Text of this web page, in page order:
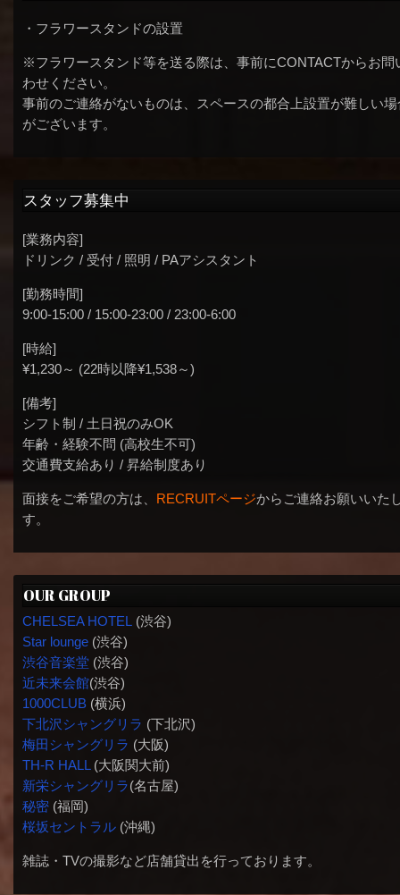
・フラワースタンドの設置
※フラワースタンド等を送る際は、事前にCONTACTからお問
わせください。
事前のご連絡がないものは、スペースの都合上設置が難しい場
がございます。
スタッフ募集中
[業務内容]
ドリンク / 受付 / 照明 / PAアシスタント
[勤務時間]
9:00-15:00 / 15:00-23:00 / 23:00-6:00
[時給]
¥1,230～ (22時以降¥1,538～)
[備考]
シフト制 / 土日祝のみOK
年齢・経験不問 (高校生不可)
交通費支給あり / 昇給制度あり
面接をご希望の方は、 RECRUITページからご連絡お願いいた
す。
OUR GROUP
CHELSEA HOTEL (渋谷)
Star lounge(渋谷)
渋谷音楽堂(渋谷)
近未来会館(渋谷)
1000CLUB(横浜)
下北沢シャングリラ (下北沢)
梅田シャングリラ (大阪)
TH-R HALL(大阪関大前)
新栄シャングリラ(名古屋)
秘密(福岡)
桜坂セントラル(沖縄)
雑誌・TVの撮影など店舗貸出を行っております。